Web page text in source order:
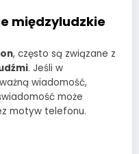
międzyludzkie
, często są związane z
. Jeśli w
wiadomość,
może
motyw telefonu.